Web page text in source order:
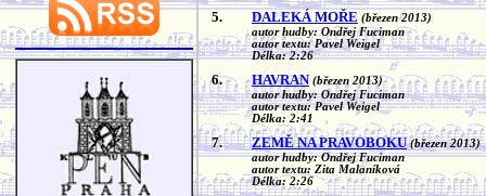
5. DALEKÁ MOŘE (březen 2013)
autor hudby: Ondřej Fuciman
autor textu: Pavel Weigel
Délka: 2:26
6. HAVRAN (březen 2013)
autor hudby: Ondřej Fuciman
autor textu: Pavel Weigel
Délka: 2:41
7. ZEMĚ NA PRAVOBOKU (březen 2013)
autor hudby: Ondřej Fuciman
autor textu: Zita Malaníková
Délka: 2:26